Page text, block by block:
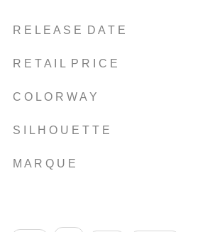
R E L E A S E D A T E
R E T A I L P R I C E
C O L O R W A Y
S I L H O U E T T E
M A R Q U E